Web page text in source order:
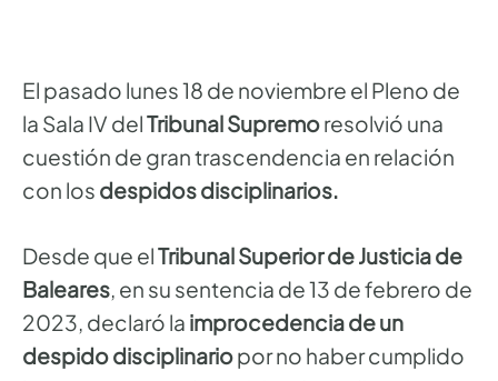
El pasado lunes 18 de noviembre el Pleno de
la Sala IV delTribunal Supremoresolvió una
cuestión de gran trascendencia en relación
con los despidos disciplinarios.
Desde que elTribunal Superior de Justicia de
Baleares, en su sentencia de 13 de febrero de
2023, declaró la improcedencia de un
despido disciplinariopor no haber cumplido